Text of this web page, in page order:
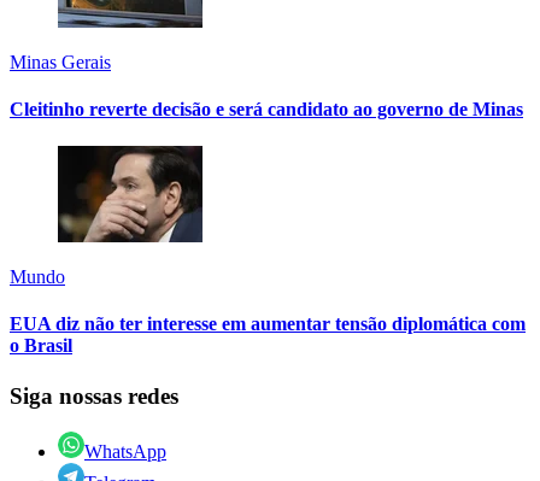
Minas Gerais
Cleitinho reverte decisão e será candidato ao governo de Minas
Mundo
EUA diz não ter interesse em aumentar tensão diplomática com
o Brasil
Siga nossas redes
WhatsApp